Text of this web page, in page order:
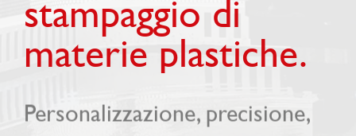
stampaggio di
materie plastiche.
Personalizzazione, precisione,